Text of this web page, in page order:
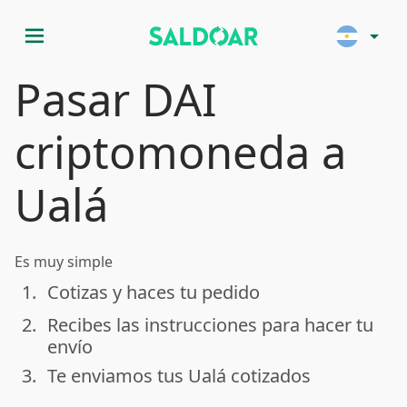
menu arrow_drop_down
Pasar DAI
criptomoneda a
Ualá
Es muy simple
done
1. Cotizas y haces tu pedido
done
2. Recibes las instrucciones para hacer tu
envío
done
3. Te enviamos tus Ualá cotizados